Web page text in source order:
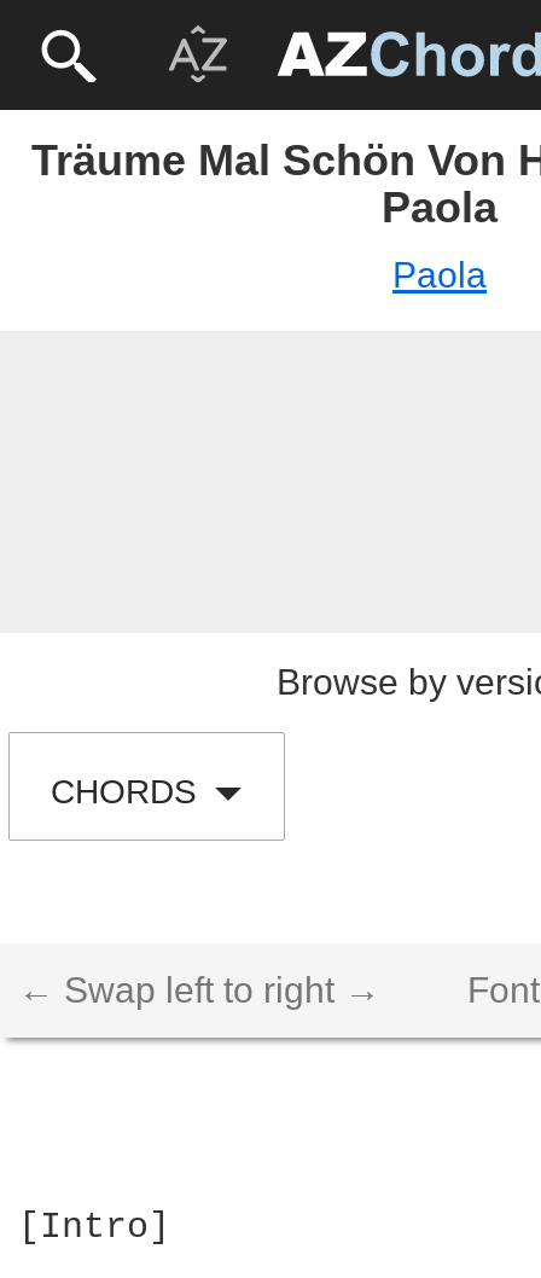
Träume Mal Schön Von
Paola
Paola
Browse by
CHORDS
← Swap left to right →
[Intro]